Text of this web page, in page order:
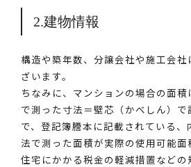
2.建物情報
構造や築年数、分譲会社や施工会
ざいます。
ちなみに、マンションの場合の面
で測った寸法＝壁芯（かべしん）で
で、登記簿謄本に記載されている
法で測った面積が実際の使用可能面
住宅にかかる税金の軽減措置など